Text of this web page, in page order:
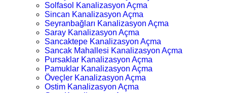
Solfasol Kanalizasyon Açma
Sincan Kanalizasyon Açma
Seyranbağları Kanalizasyon Açma
Saray Kanalizasyon Açma
Sancaktepe Kanalizasyon Açma
Sancak Mahallesi Kanalizasyon Açma
Pursaklar Kanalizasyon Açma
Pamuklar Kanalizasyon Açma
Öveçler Kanalizasyon Açma
Ostim Kanalizasyon Açma